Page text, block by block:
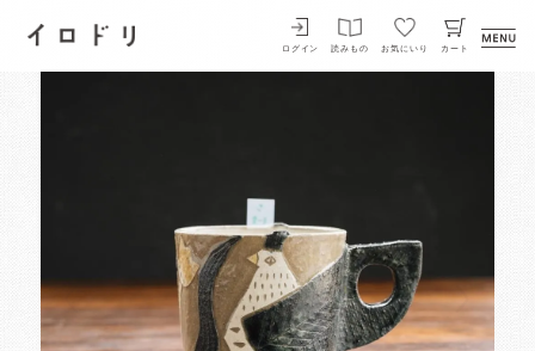
イロドリ
ログイン 読みもの お気にいり カート